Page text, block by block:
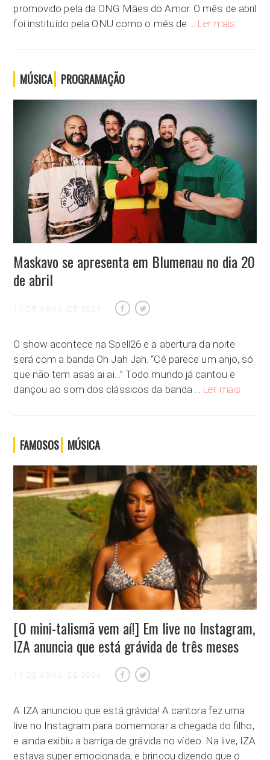
promovido pela da ONG Mães do Amor. O mês de abril
foi instituído pela ONU como o mês de … Ler mais
MÚSICA PROGRAMAÇÃO
Maskavo se apresenta em Blumenau no dia 20
de abril
15 DE ABRIL DE 2024
O show acontece na Spell26 e a abertura da noite
será com a banda Oh Jah Jah. “Cê parece um anjo, só
que não tem asas ai ai…” Todo mundo já cantou e
dançou ao som dos clássicos da banda … Ler mais
FAMOSOS MÚSICA
[O mini-talismã vem aí!] Em live no Instagram,
IZA anuncia que está grávida de três meses
15 DE ABRIL DE 2024
A IZA anunciou que está grávida! A cantora fez uma
live no Instagram para comemorar a chegada do filho,
e ainda exibiu a barriga de grávida no vídeo. Na live, IZA
estava super emocionada, e brincou dizendo que o